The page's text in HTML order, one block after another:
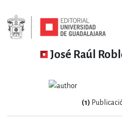
José Raúl
(1)